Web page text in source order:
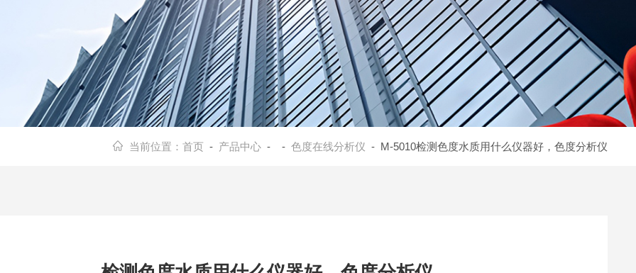
当前位置： 首页 - 产品中心- - 色度在线分析仪 - M-5010检测色度水质用什么仪器好，色度分析仪